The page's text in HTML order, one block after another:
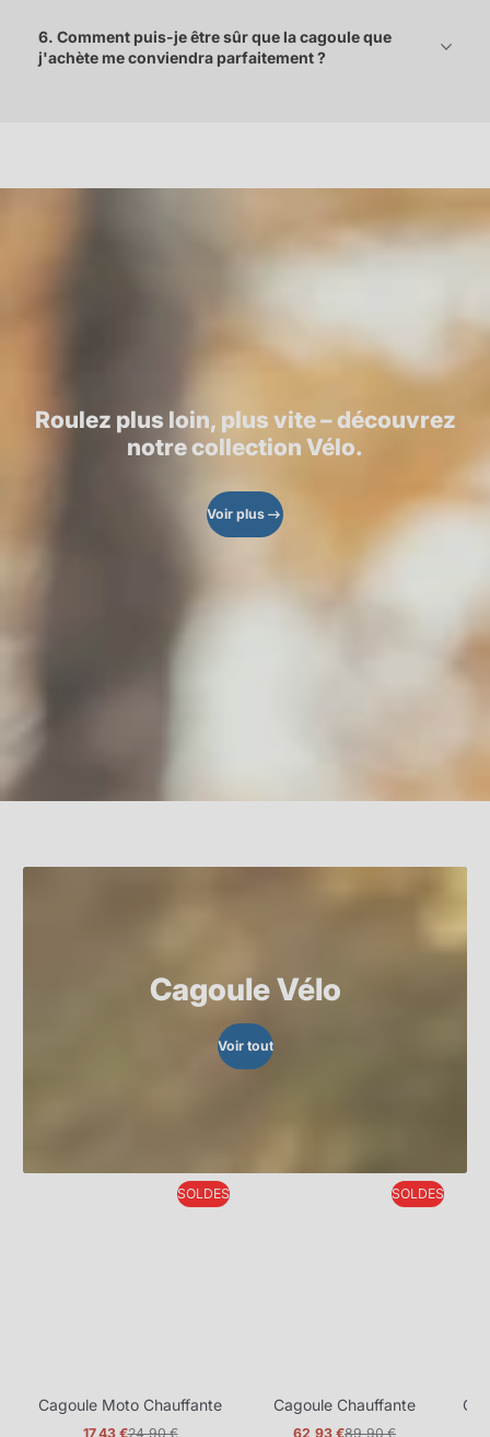
6. Comment puis-je être sûr que la cagoule que
j'achète me conviendra parfaitement ?
Roulez plus loin, plus vite – découvrez
notre collection Vélo.
Voir plus
Cagoule Vélo
Voir tout
SOLDES
Cagoule Moto Chauffante
17,43 €24,90 €
SOLDES
Cagoule Chauffante
62,93 €89,90 €